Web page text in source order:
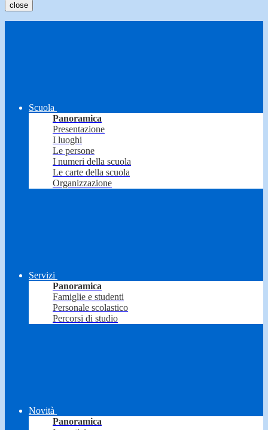
close
Scuola
Panoramica
Presentazione
I luoghi
Le persone
I numeri della scuola
Le carte della scuola
Organizzazione
Servizi
Panoramica
Famiglie e studenti
Personale scolastico
Percorsi di studio
Novità
Panoramica